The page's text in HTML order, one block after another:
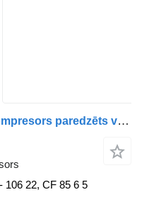
DAF 2234907 pneimatiskais kompresors paredzēts vilcēja
106 22, CF 85 6 5